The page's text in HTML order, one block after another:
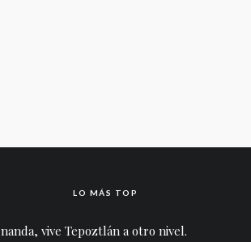
LO MÁS TOP
vive Tepoztlán a otro nivel.